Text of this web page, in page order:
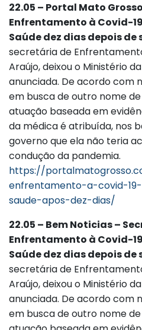
22.05 – Portal Mato
Enfrentamento à Covid-
Saúde dez dias depois
secretária de
Araújo, deixou o Ministério
anunciada. De acordo com
em busca de outro nome
atuação baseada em
da médica é atribuída, nos
governo que ela não teria
condução da pandemia.
https://
enfrentamento-a-covid-
saude-apos-dez-dias/
22.05 – Bem Noticias –
Enfrentamento à Covid-
Saúde dez dias depois
secretária de
Araújo, deixou o Ministério
anunciada. De acordo com
em busca de outro nome